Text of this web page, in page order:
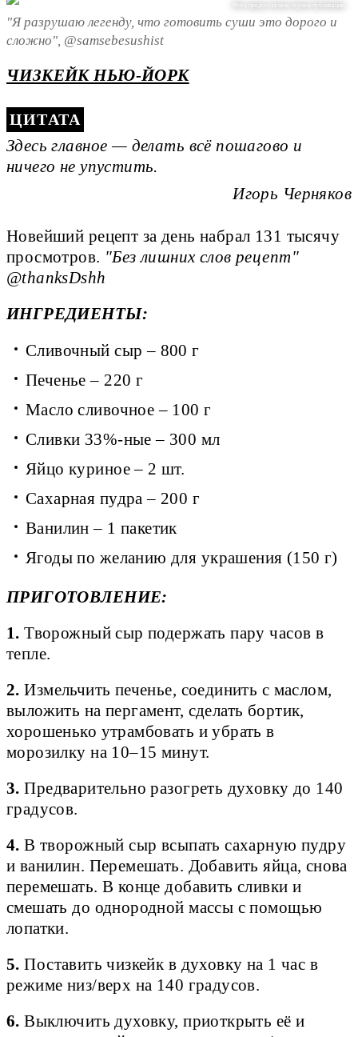
Фото предоставлено героем публикации
"Я разрушаю легенду, что готовить суши это дорого и
сложно", @samsebesushist
ЧИЗКЕЙК НЬЮ-ЙОРК
Здесь главное — делать всё пошагово и
ничего не упустить.
Игорь Черняков
Новейший рецепт за день набрал 131 тысячу
просмотров. "Без лишних слов рецепт"
@thanksDshh
ИНГРЕДИЕНТЫ:
Сливочный сыр – 800 г
Печенье – 220 г
Масло сливочное – 100 г
Сливки 33%-ные – 300 мл
Яйцо куриное – 2 шт.
Сахарная пудра – 200 г
Ванилин – 1 пакетик
Ягоды по желанию для украшения (150 г)
ПРИГОТОВЛЕНИЕ:
1.Творожный сыр подержать пару часов в
тепле.
2. Измельчить печенье, соединить с маслом,
выложить на пергамент, сделать бортик,
хорошенько утрамбовать и убрать в
морозилку на 10–15 минут.
3. Предварительно разогреть духовку до 140
градусов.
4.В творожный сыр всыпать сахарную пудру
и ванилин. Перемешать. Добавить яйца, снова
перемешать. В конце добавить сливки и
смешать до однородной массы с помощью
лопатки.
5. Поставить чизкейк в духовку на 1 час в
режиме низ/верх на 140 градусов.
6.Выключить духовку, приоткрыть её и